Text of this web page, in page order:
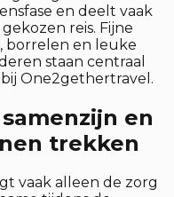
en deelt vaak
reis. Fijne
borrelen en leuke
staan centraal
One2gethertravel.
en
trekken
vaak alleen de zorg